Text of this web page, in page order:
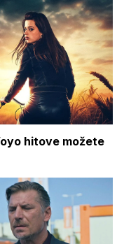
hitove možete